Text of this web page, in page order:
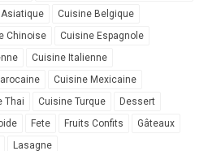
Cuisine Belgique
Chinoise
Cuisine Espagnole
Cuisine Italienne
Cuisine Mexicaine
Thai Cuisine Turque
Dessert
Fete Fruits Confits
Gâteaux
Lasagne